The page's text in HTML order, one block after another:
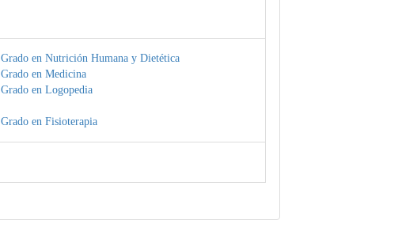
Grado en Nutrición Humana y Dietética
Grado en Medicina
Grado en Logopedia
Grado en Fisioterapia